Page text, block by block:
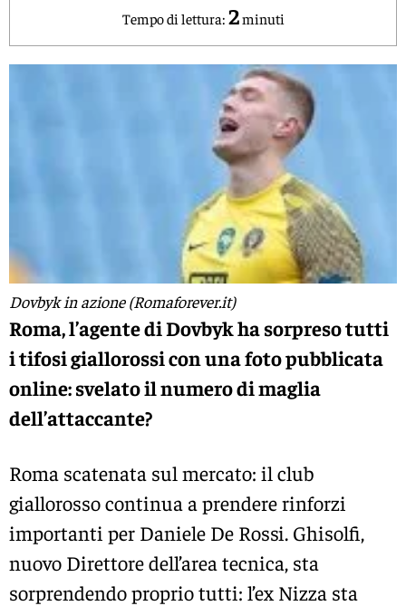
Tempo di lettura: 2minuti
Dovbyk in azione (Romaforever.it)
Roma, l’agente di Dovbyk ha sorpreso tutti
i tifosi giallorossi con una foto pubblicata
online: svelato il numero di maglia
dell’attaccante?
Roma scatenata sul mercato: il club
giallorosso continua a prendere rinforzi
importanti per Daniele De Rossi. Ghisolfi,
nuovo Direttore dell’area tecnica, sta
sorprendendo proprio tutti: l’ex Nizza sta